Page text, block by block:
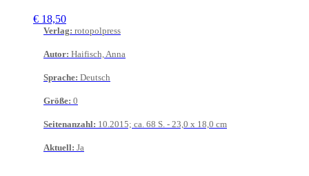
€ 18,50
Verlag: rotopolpress
Autor: Haifisch, Anna
Sprache: Deutsch
Größe: 0
Seitenanzahl: 10.2015; ca. 68 S. - 23,0 x 18,0 cm
Aktuell: Ja